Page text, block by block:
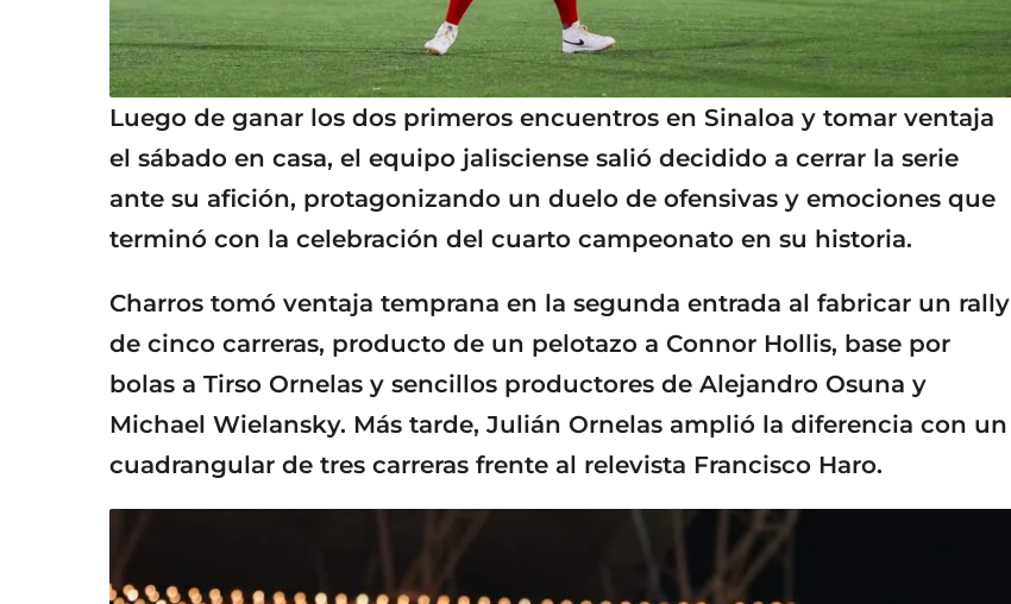
Luego de ganar los dos primeros encuentros en Sinaloa y tomar ventaja
el sábado en casa, el equipo jalisciense salió decidido a cerrar la serie
ante su afición, protagonizando un duelo de ofensivas y emociones que
terminó con la celebración del cuarto campeonato en su historia.
Charros tomó ventaja temprana en la segunda entrada al fabricar un rally
de cinco carreras, producto de un pelotazo a Connor Hollis, base por
bolas a Tirso Ornelas y sencillos productores de Alejandro Osuna y
Michael Wielansky. Más tarde, Julián Ornelas amplió la diferencia con un
cuadrangular de tres carreras frente al relevista Francisco Haro.